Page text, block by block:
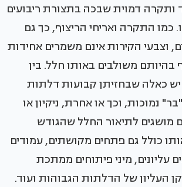
ותקרה דמוית שבכה בתצורת ריבועים
כמו התקרה ואריחי הריצוף, כך גם
וצבעי הקירות אינם משמרים אחידות
בהיותם משולבים באותו חלל. בין
כאלה שבחזיתן קבועות דלתות
נמוכות, וכך או אחרת, ניקיון או
מושגים לתיאור החלל שהגודש
כולל גם פתחים מקושתים, עמודים
עליונים, מיני פיתוחים ממתכת
העליון של הדלתות הגבוהות ועוד.